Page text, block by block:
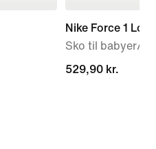
Nike Force 1 Low
Sko til babyer/
529,90 kr.
529,90 kr.